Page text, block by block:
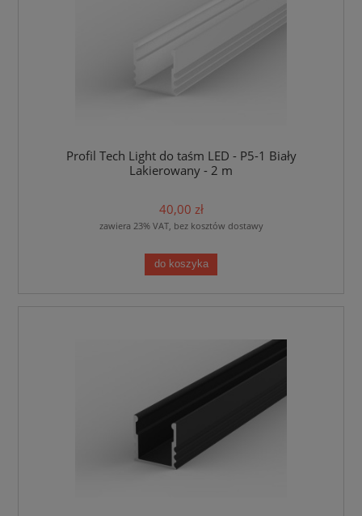
Profil Tech Light do taśm LED - P5-1 Biały
Lakierowany - 2 m
40,00 zł
zawiera 23% VAT, bez kosztów dostawy
do koszyka